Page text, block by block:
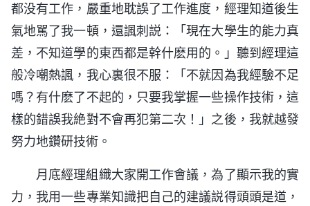
都没有工作，嚴重地耽誤了工作進度，經理知道後生
氣地駡了我一頓，還諷刺説：「現在大學生的能力真
差，不知道學的東西都是幹什麽用的。」聽到經理這
般冷嘲熱諷，我心裏很不服：「不就因為我經驗不足
嗎？有什麽了不起的，只要我掌握一些操作技術，這
樣的錯誤我絶對不會再犯第二次！」之後，我就越發
努力地鑽研技術。
月底經理組織大家開工作會議，為了顯示我的實
力，我用一些專業知識把自己的建議説得頭頭是道，